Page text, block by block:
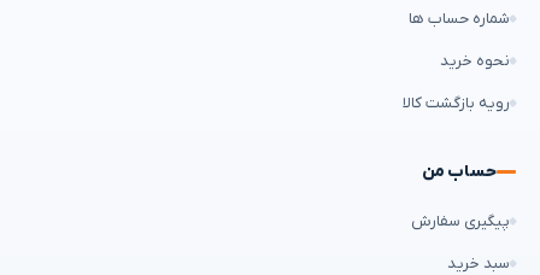
شماره حساب ها
نحوه خرید
رویه بازگشت کالا
حساب من
پیگیری سفارش
سبد خرید